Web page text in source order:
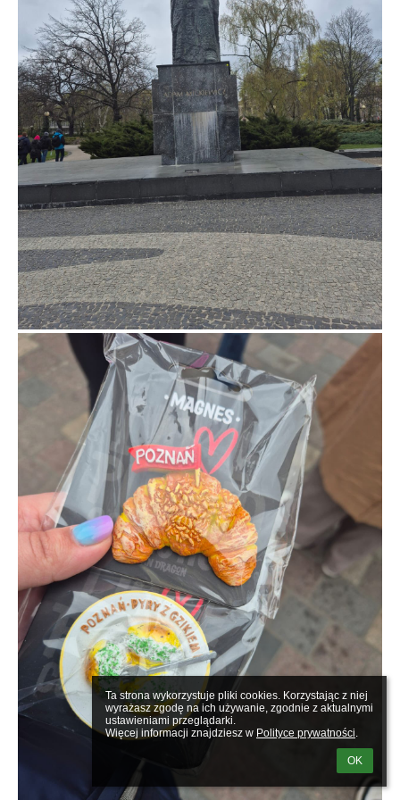
Ta strona wykorzystuje pliki cookies. Korzystając z niej
wyrażasz zgodę na ich używanie, zgodnie z aktualnymi
ustawieniami przeglądarki.
Więcej informacji znajdziesz w Polityce prywatności.
OK